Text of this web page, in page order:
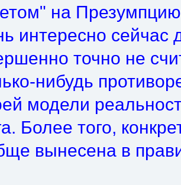
на
интересно сейчас
точно не
нибудь
модели
Более того,
вынесена в